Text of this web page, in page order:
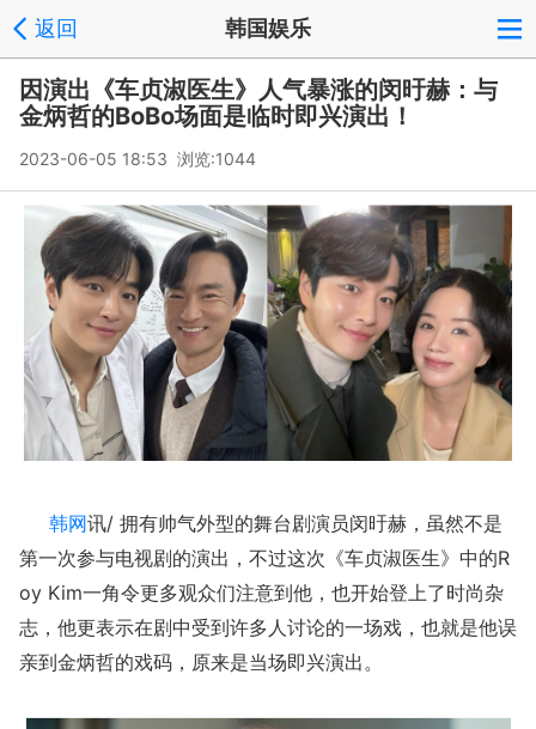
返回 韩国娱乐
因演出《车贞淑医生》人气暴涨的闵旴赫：与
金炳哲的BoBo场面是临时即兴演出！
2023-06-05 18:53 浏览:1044
韩网讯/ 拥有帅气外型的舞台剧演员闵旴赫，虽然不是
第一次参与电视剧的演出，不过这次《车贞淑医生》中的R
oy Kim一角令更多观众们注意到他，也开始登上了时尚杂
志，他更表示在剧中受到许多人讨论的一场戏，也就是他误
亲到金炳哲的戏码，原来是当场即兴演出。